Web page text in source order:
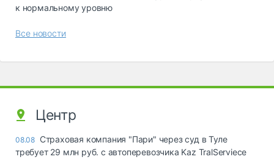
к нормальному уровню
Все новости
Центр
08.08 Страховая компания "Пари" через суд в Туле
требует 29 млн руб. с автоперевозчика Kaz TralServiece